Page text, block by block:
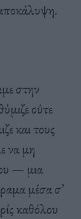
στην
ούτε
και τους
να μη
— μια
μέσα σ’
καθόλου